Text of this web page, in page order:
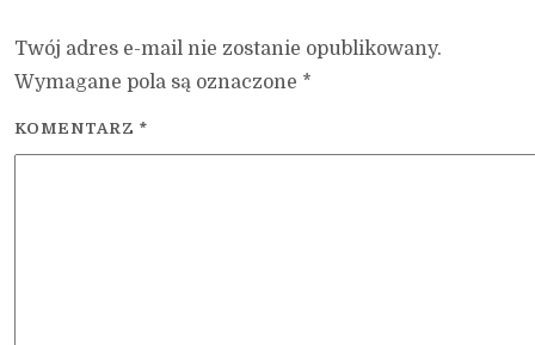
Twój adres e-mail nie zostanie opublikowany.
Wymagane pola są oznaczone *
KOMENTARZ *